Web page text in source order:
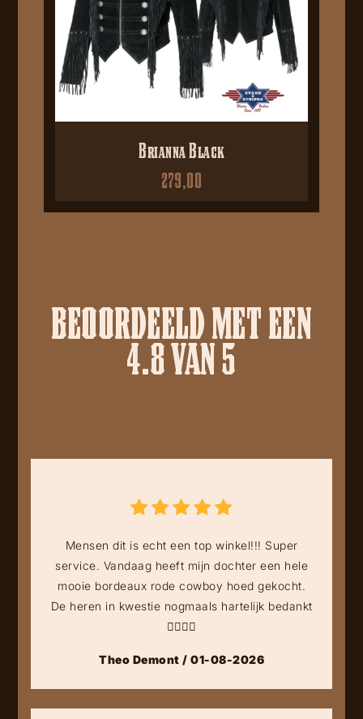
Brianna Black
279,00
BEOORDEELD MET EEN
4.8 VAN 5
Mensen dit is echt een top winkel!!! Super
service. Vandaag heeft mijn dochter een hele
mooie bordeaux rode cowboy hoed gekocht.
De heren in kwestie nogmaals hartelijk bedankt
👍🏻👍🏻
Theo Demont / 01-08-2026